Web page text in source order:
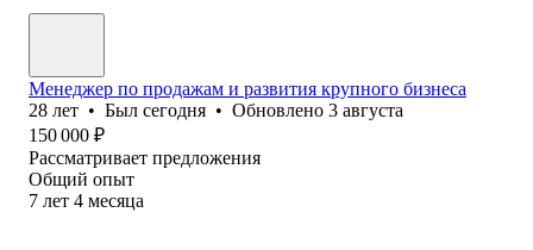
Менеджер по продажам и развития крупного бизнеса
28 лет • Был сегодня • Обновлено 3 августа
150 000 ₽
Рассматривает предложения
Общий опыт
7 лет 4 месяца